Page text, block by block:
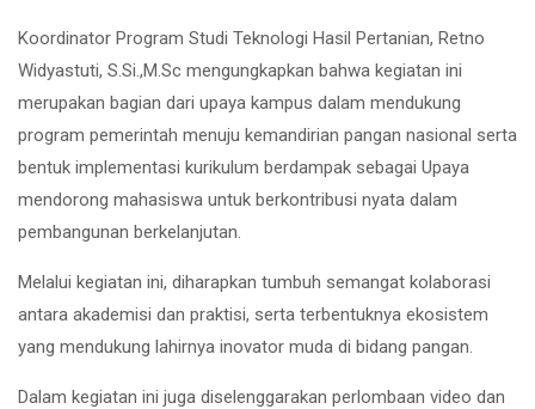
Koordinator Program Studi Teknologi Hasil Pertanian, Retno
Widyastuti, S.Si.,M.Sc mengungkapkan bahwa kegiatan ini
merupakan bagian dari upaya kampus dalam mendukung
program pemerintah menuju kemandirian pangan nasional serta
bentuk implementasi kurikulum berdampak sebagai Upaya
mendorong mahasiswa untuk berkontribusi nyata dalam
pembangunan berkelanjutan.
Melalui kegiatan ini, diharapkan tumbuh semangat kolaborasi
antara akademisi dan praktisi, serta terbentuknya ekosistem
yang mendukung lahirnya inovator muda di bidang pangan.
Dalam kegiatan ini juga diselenggarakan perlombaan video dan